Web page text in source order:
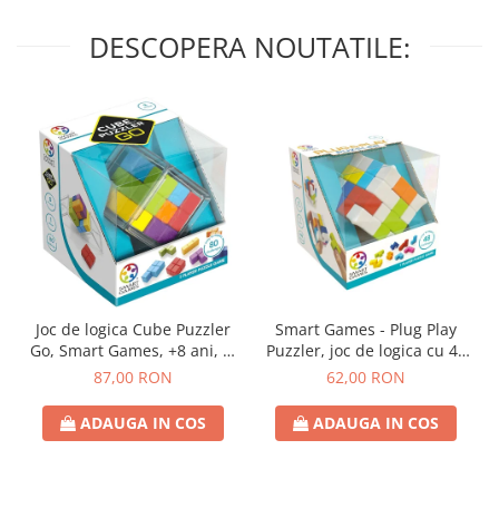
DESCOPERA NOUTATILE:
Joc de logica Cube Puzzler
Go, Smart Games, +8 ani, lb
romana
87,00 RON
ADAUGA IN COS
Smart Games - Plug Play
Puzzler, joc de logica cu 48
de provocari, 6+ ani, lb
62,00 RON
ADAUGA IN COS